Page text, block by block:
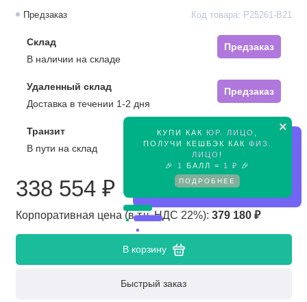
×
КУПИ КАК ЮР. ЛИЦО
ПОЛУЧИ КЕШБЭК КАК ФИЗ.
ЛИЦО !
🎉
1 БАЛЛ = 1 ₽ 🎉
ПОДРОБНЕЕ
Предзаказ Код товара: P25261-B21
Склад
Предзаказ
В наличии на складе
Удаленный склад
Предзаказ
Доставка в течении 1-2 дня
Транзит
Предзаказ
В пути на склад
338 554 ₽
Корпоративная цена (в т.ч. НДС 22%): 379 180 ₽
В корзину
Быстрый заказ